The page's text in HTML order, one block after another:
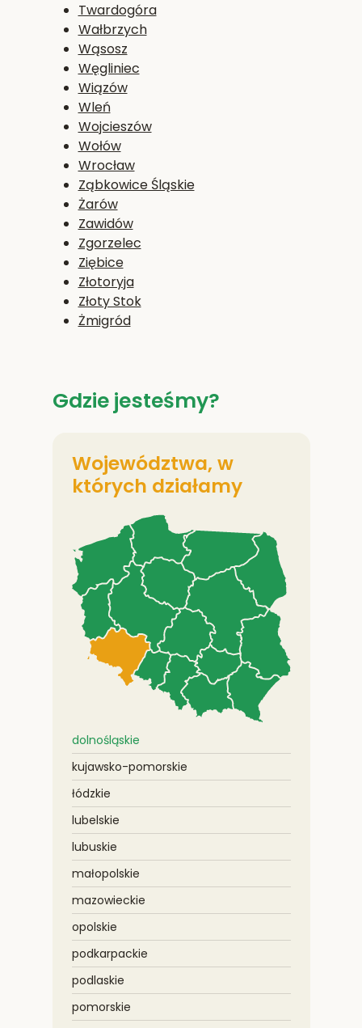
Gdzie jesteśmy?
Województwa, w
których działamy
dolnośląskie
kujawsko-pomorskie
łódzkie
lubelskie
lubuskie
małopolskie
mazowieckie
opolskie
podkarpackie
podlaskie
pomorskie
Twardogóra
Wałbrzych
Wąsosz
Węgliniec
Wiązów
Wleń
Wojcieszów
Wołów
Wrocław
Ząbkowice Śląskie
Żarów
Zawidów
Zgorzelec
Ziębice
Złotoryja
Złoty Stok
Żmigród